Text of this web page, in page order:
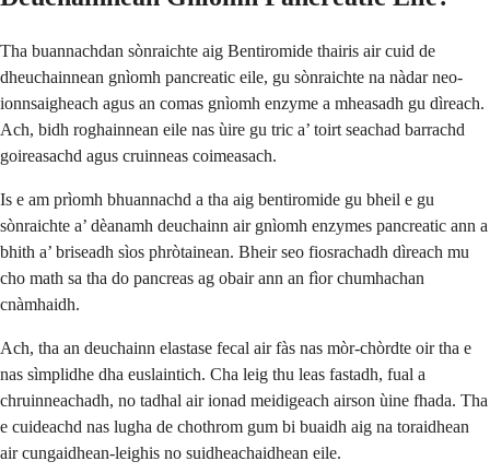
Tha buannachdan sònraichte aig Bentiromide thairis air cuid de
dheuchainnean gnìomh pancreatic eile, gu sònraichte na nàdar neo-
ionnsaigheach agus an comas gnìomh enzyme a mheasadh gu dìreach.
Ach, bidh roghainnean eile nas ùire gu tric a’ toirt seachad barrachd
goireasachd agus cruinneas coimeasach.
Is e am prìomh bhuannachd a tha aig bentiromide gu bheil e gu
sònraichte a’ dèanamh deuchainn air gnìomh enzymes pancreatic ann a
bhith a’ briseadh sìos phròtainean. Bheir seo fiosrachadh dìreach mu
cho math sa tha do pancreas ag obair ann an fìor chumhachan
cnàmhaidh.
Ach, tha an deuchainn elastase fecal air fàs nas mòr-chòrdte oir tha e
nas sìmplidhe dha euslaintich. Cha leig thu leas fastadh, fual a
chruinneachadh, no tadhal air ionad meidigeach airson ùine fhada. Tha
e cuideachd nas lugha de chothrom gum bi buaidh aig na toraidhean
air cungaidhean-leighis no suidheachaidhean eile.